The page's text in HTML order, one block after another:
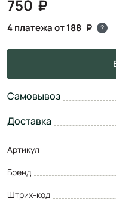
750
4 платежа от 188 ?
Самовывоз
Доставка
Артикул
Бренд
Штрих-код